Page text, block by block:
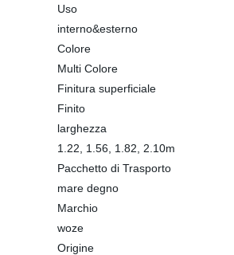
Uso
interno&esterno
Colore
Multi Colore
Finitura superficiale
Finito
larghezza
1.22, 1.56, 1.82, 2.10m
Pacchetto di Trasporto
mare degno
Marchio
woze
Origine